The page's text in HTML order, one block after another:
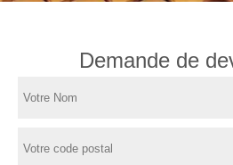
Demande de